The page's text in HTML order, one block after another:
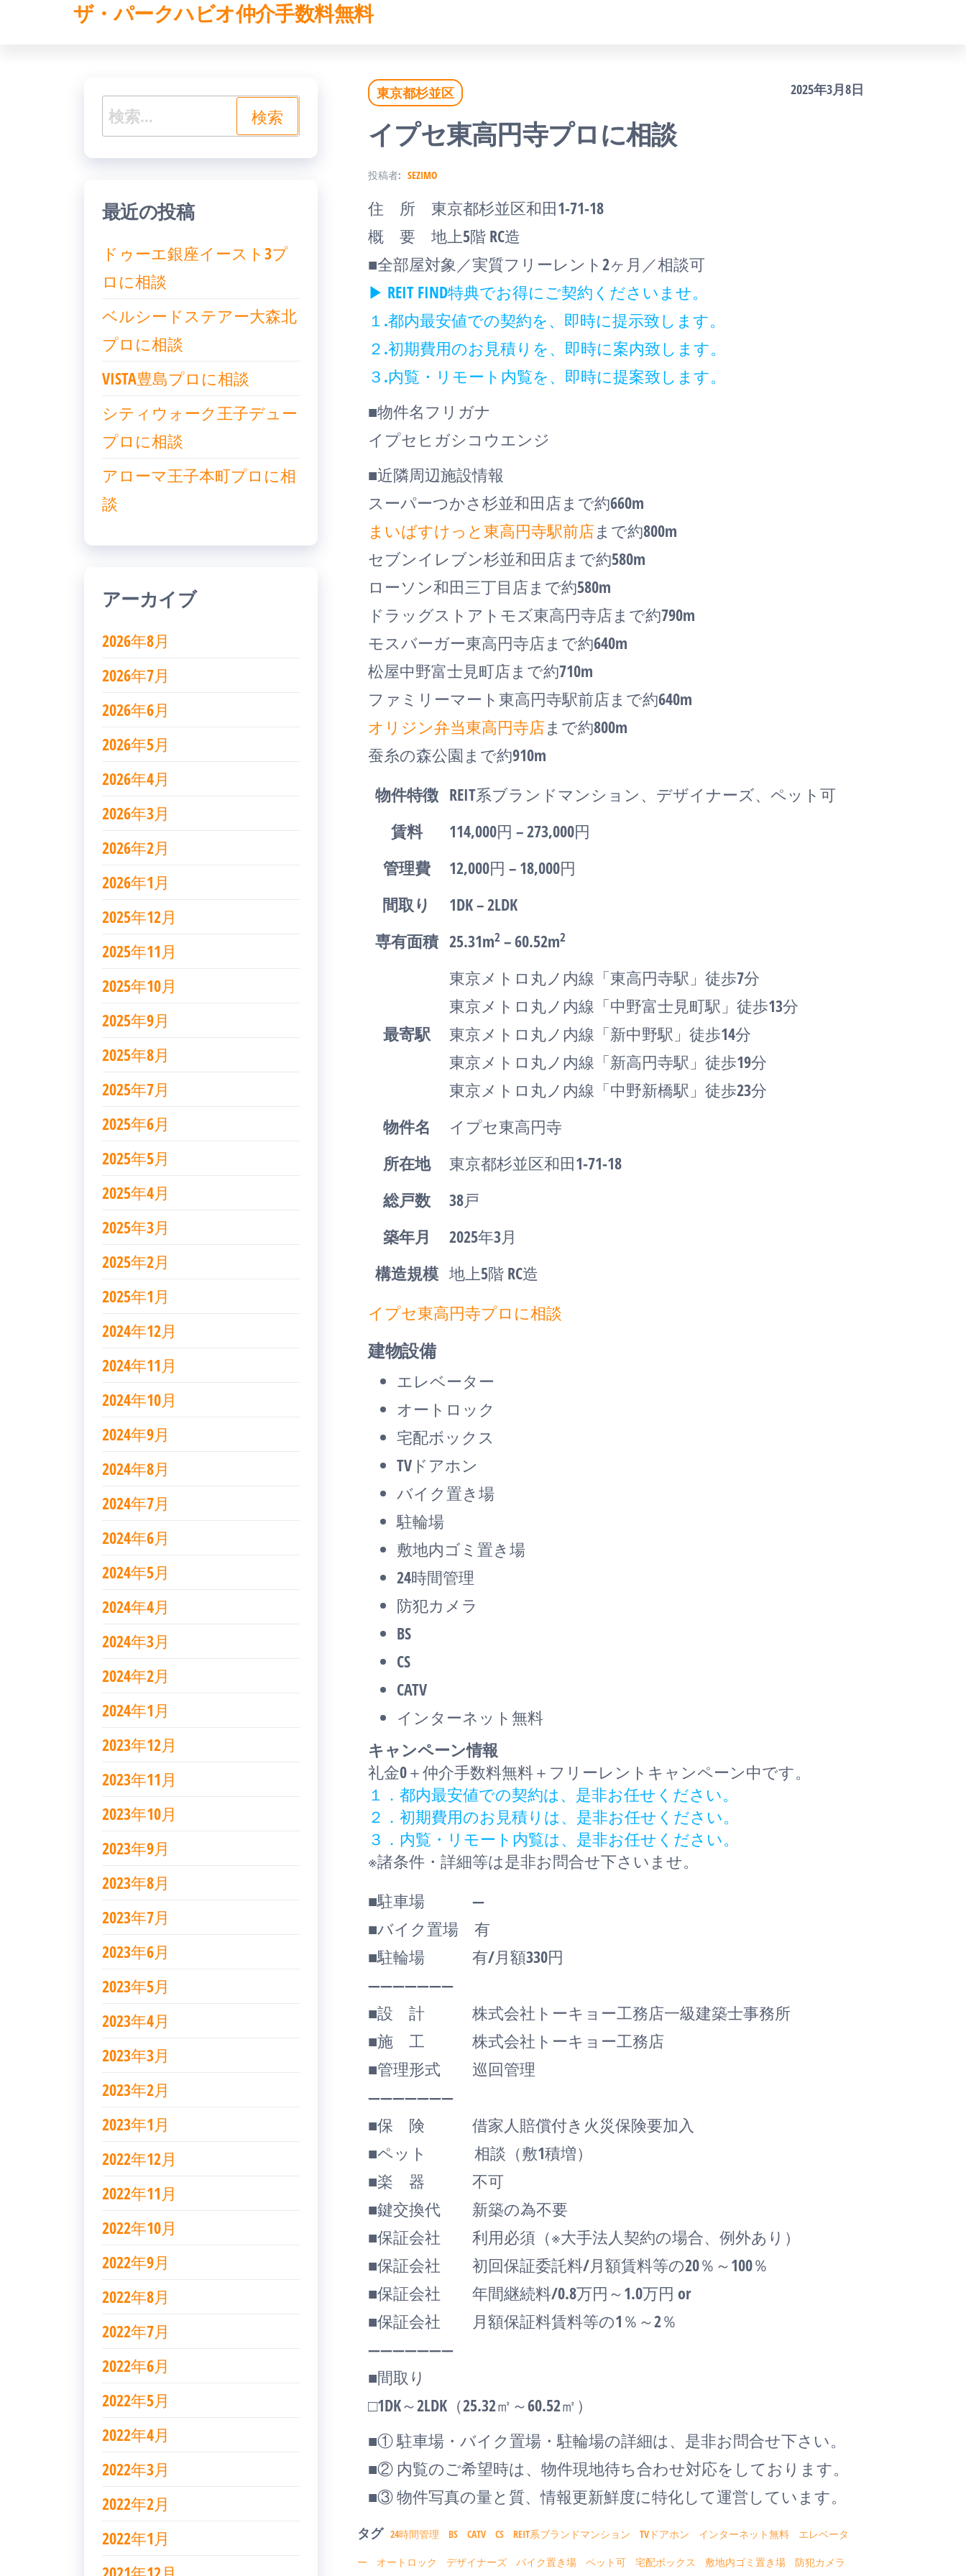
ザ・パークハビオ仲介手数料無料
東京都杉並区 2025年3月8日
イプセ東高円寺プロに相談
投稿者: SEZIMO
住 所 東京都杉並区和田1-71-18
概 要 地上5階 RC造
■全部屋対象／実質フリーレント2ヶ月／相談可
▶ REIT FIND特典でお得にご契約くださいませ。
１.都内最安値での契約を、即時に提示致します。
２.初期費用のお見積りを、即時に案内致します。
３.内覧・リモート内覧を、即時に提案致します。
■物件名フリガナ
イプセヒガシコウエンジ
■近隣周辺施設情報
スーパーつかさ杉並和田店まで約660m
まいばすけっと東高円寺駅前店まで約800m
セブンイレブン杉並和田店まで約580m
ローソン和田三丁目店まで約580m
ドラッグストアトモズ東高円寺店まで約790m
モスバーガー東高円寺店まで約640m
松屋中野富士見町店まで約710m
ファミリーマート東高円寺駅前店まで約640m
オリジン弁当東高円寺店まで約800m
蚕糸の森公園まで約910m
物件特徴 REIT系ブランドマンション、デザイナーズ、ペット可
賃料
114,000円 – 273,000円
管理費
12,000円 – 18,000円
間取り
1DK – 2LDK
専有面積 25.31m2 – 60.52m2
最寄駅
東京メトロ丸ノ内線「東高円寺駅」徒歩7分
東京メトロ丸ノ内線「中野富士見町駅」徒歩13分
東京メトロ丸ノ内線「新中野駅」徒歩14分
東京メトロ丸ノ内線「新高円寺駅」徒歩19分
東京メトロ丸ノ内線「中野新橋駅」徒歩23分
物件名
イプセ東高円寺
所在地
東京都杉並区和田1-71-18
総戸数
38戸
築年月
2025年3月
構造規模 地上5階 RC造
イプセ東高円寺プロに相談
建物設備
エレベーター
オートロック
宅配ボックス
TVドアホン
バイク置き場
駐輪場
敷地内ゴミ置き場
24時間管理
防犯カメラ
BS
CS
CATV
インターネット無料
キャンペーン情報
礼金0＋仲介手数料無料＋ フリーレント キャンペーン中です。
１．都内最安値での契約は、是非お任せください。
２．初期費用のお見積りは、是非お任せください。
３．内覧・リモート内覧は、是非お任せください。
※諸条件・詳細等は是非お問合せ下さいませ。
■駐車場 ―
■バイク置場 有
■駐輪場 有/月額330円
―――――――
■設 計 株式会社トーキョー工務店一級建築士事務所
■施 工 株式会社トーキョー工務店
■管理形式 巡回管理
―――――――
■保 険 借家人賠償付き火災保険要加入
■ペット 相談（敷1積増）
■楽 器 不可
■鍵交換代 新築の為不要
■保証会社 利用必須（※大手法人契約の場合、例外あり）
■保証会社 初回保証委託料/月額賃料等の20％～100％
■保証会社 年間継続料/0.8万円～1.0万円 or
■保証会社 月額保証料賃料等の1％～2％
―――――――
■間取り
□1DK～2LDK（25.32㎡～60.52㎡）
■① 駐車場・バイク置場・駐輪場の詳細は、是非お問合せ下さい。
■② 内覧のご希望時は、物件現地待ち合わせ対応をしております。
■③ 物件写真の量と質、情報更新鮮度に特化して運営しています。
タグ 24時間管理 BS CATV CS REIT系ブランドマンション TVドアホン インターネット無料 エレベータ
ー オートロック デザイナーズ バイク置き場 ペット可 宅配ボックス 敷地内ゴミ置き場 防犯カメラ
検
索:
最近の投稿
ドゥーエ銀座イースト3プ
ロに相談
ベルシードステアー大森北
プロに相談
VISTA豊島プロに相談
シティウォーク王子デュー
プロに相談
アローマ王子本町プロに相
談
アーカイブ
2026年8月
2026年7月
2026年6月
2026年5月
2026年4月
2026年3月
2026年2月
2026年1月
2025年12月
2025年11月
2025年10月
2025年9月
2025年8月
2025年7月
2025年6月
2025年5月
2025年4月
2025年3月
2025年2月
2025年1月
2024年12月
2024年11月
2024年10月
2024年9月
2024年8月
2024年7月
2024年6月
2024年5月
2024年4月
2024年3月
2024年2月
2024年1月
2023年12月
2023年11月
2023年10月
2023年9月
2023年8月
2023年7月
2023年6月
2023年5月
2023年4月
2023年3月
2023年2月
2023年1月
2022年12月
2022年11月
2022年10月
2022年9月
2022年8月
2022年7月
2022年6月
2022年5月
2022年4月
2022年3月
2022年2月
2022年1月